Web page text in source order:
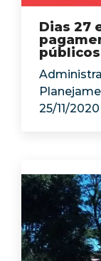
Dias 27
25/11/2020